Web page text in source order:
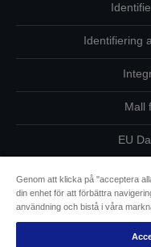
Identifiering
Mall
EU
Kontakta
Epsons
Genom att klicka på "acceptera
din enhet för att förbättra
användning och bistå i våra